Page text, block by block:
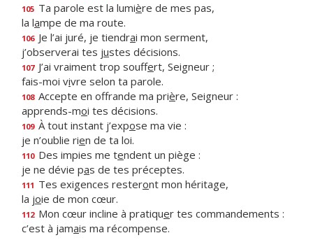
105 Ta parole est la lumière de mes pas,
la lampe de ma route.
106 Je l’ai juré, je tiendrai mon serment,
j’observerai tes justes décisions.
107 J’ai vraiment trop souffert, Seigneur ;
fais-moi vivre selon ta parole.
108 Accepte en offrande ma prière, Seigneur :
apprends-moi tes décisions.
109 À tout instant j’expose ma vie :
je n’oublie rien de ta loi.
110 Des impies me tendent un piège :
je ne dévie pas de tes préceptes.
111 Tes exigences resteront mon héritage,
la joie de mon cœur.
112 Mon cœur incline à pratiquer tes commandements :
c’est à jamais ma récompense.